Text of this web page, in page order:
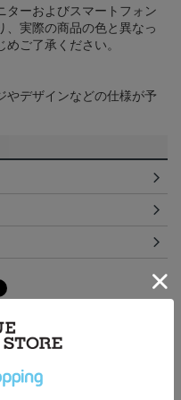
ターおよびスマートフォン
、実際の商品の色と異なっ
ご了承ください。
やデザインなどの仕様が予